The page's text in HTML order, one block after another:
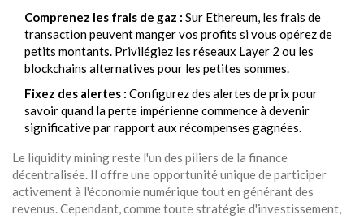
Comprenez les frais de gaz : Sur Ethereum, les frais de
transaction peuvent manger vos profits si vous opérez de
petits montants. Privilégiez les réseaux Layer 2 ou les
blockchains alternatives pour les petites sommes.
Fixez des alertes : Configurez des alertes de prix pour
savoir quand la perte impérienne commence à devenir
significative par rapport aux récompenses gagnées.
Le liquidity mining reste l'un des piliers de la finance
décentralisée. Il offre une opportunité unique de participer
activement à l'économie numérique tout en générant des
revenus. Cependant, comme toute stratégie d'investissement,